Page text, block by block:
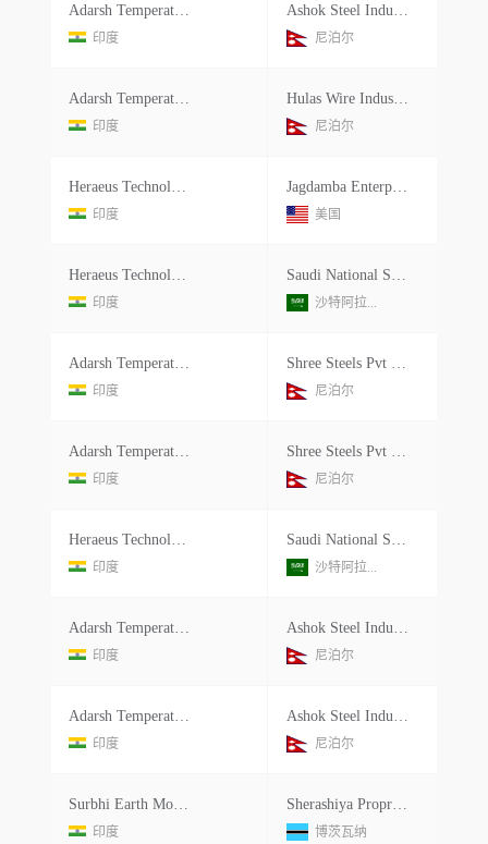
Adarsh Temperature
印度
Ashok Steel Industrises Ltd.
尼泊尔
Adarsh Temperature
印度
Hulas Wire Industries Ltd.
尼泊尔
Heraeus Technologies India Pvt.ltd.
印度
Jagdamba Enterprises
美国
Heraeus Technologies India Pvt.ltd.
印度
Saudi National Steel Factory Co
沙特阿拉...
Adarsh Temperature
印度
Shree Steels Pvt Ltd.
尼泊尔
Adarsh Temperature
印度
Shree Steels Pvt Ltd.
尼泊尔
Heraeus Technologies India Pvt.ltd.
印度
Saudi National Steel Factory Co
沙特阿拉...
Adarsh Temperature
印度
Ashok Steel Industrises Ltd.
尼泊尔
Adarsh Temperature
印度
Ashok Steel Industrises Ltd.
尼泊尔
Surbhi Earth Moving
印度
Sherashiya Proprietary Limited
博茨瓦纳